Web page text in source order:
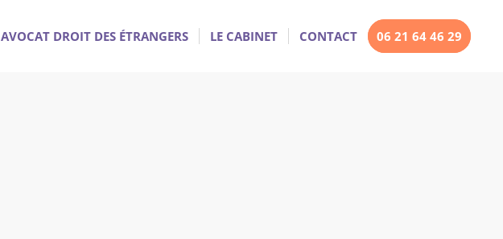
AVOCAT DROIT DES ÉTRANGERS LE CABINET CONTACT 06 21 64 46 29